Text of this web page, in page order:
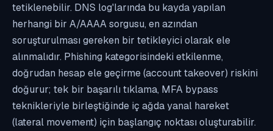
tetiklenebilir. DNS log'larında bu kayda yapılan
herhangi bir A/AAAA sorgusu, en azından
soruşturulması gereken bir tetikleyici olarak ele
alınmalıdır. Phishing kategorisindeki etkilenme,
doğrudan hesap ele geçirme (account takeover) riskini
doğurur; tek bir başarılı tıklama, MFA bypass
teknikleriyle birleştiğinde iç ağda yanal hareket
(lateral movement) için başlangıç noktası oluşturabilir.